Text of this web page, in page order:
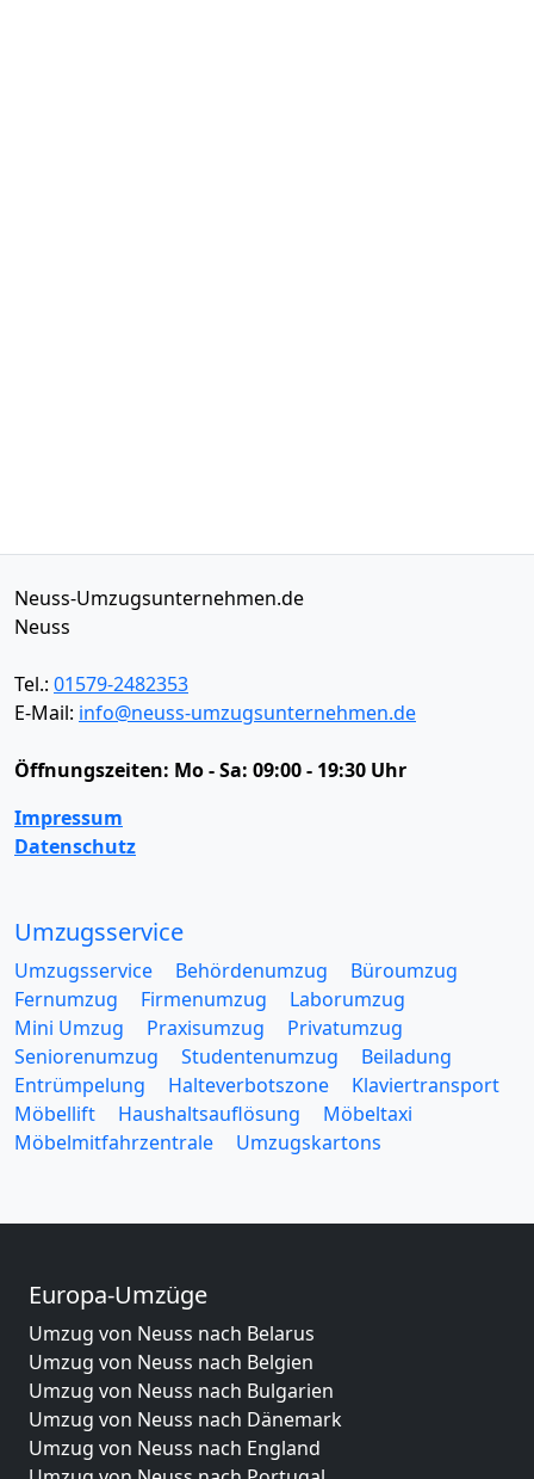
Neuss-Umzugsunternehmen.de
Neuss
Tel.: 01579-2482353
E-Mail: info@neuss-umzugsunternehmen.de
Öffnungszeiten: Mo - Sa: 09:00 - 19:30 Uhr
Impressum
Datenschutz
Umzugsservice
Umzugsservice Behördenumzug
Büroumzug
Fernumzug
Firmenumzug
Laborumzug
Mini Umzug
Praxisumzug
Privatumzug
Seniorenumzug
Studentenumzug
Beiladung
Entrümpelung
Halteverbotszone
Klaviertransport
Möbellift
Haushaltsauflösung
Möbeltaxi
Möbelmitfahrzentrale
Umzugskartons
Europa-Umzüge
Umzug von Neuss nach Belarus
Umzug von Neuss nach Belgien
Umzug von Neuss nach Bulgarien
Umzug von Neuss nach Dänemark
Umzug von Neuss nach England